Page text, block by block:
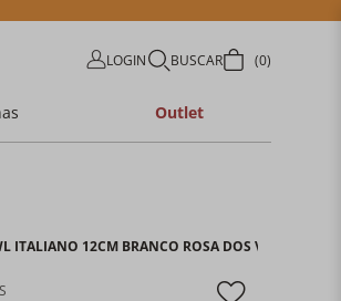
LOGIN BUSCAR 0
Outlet
ITALIANO 12CM BRANCO ROSA DOS VENTOS